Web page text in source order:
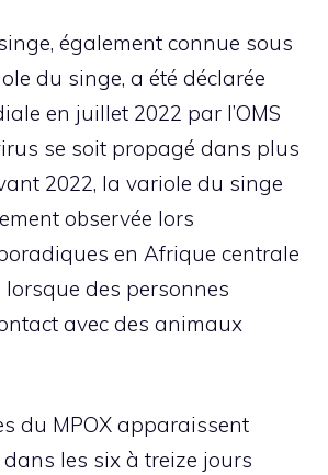
également connue sous
du singe, a été déclarée
en juillet 2022 par l’OMS
se soit propagé dans plus
2022, la variole du singe
observée lors
en Afrique centrale
lorsque des personnes
avec des animaux
du MPOX apparaissent
les six à treize jours